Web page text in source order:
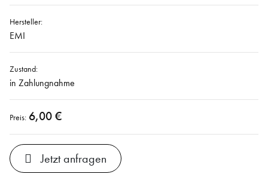
Hersteller:
EMI
Zustand:
in Zahlungnahme
Preis: 6,00 €
Jetzt anfragen